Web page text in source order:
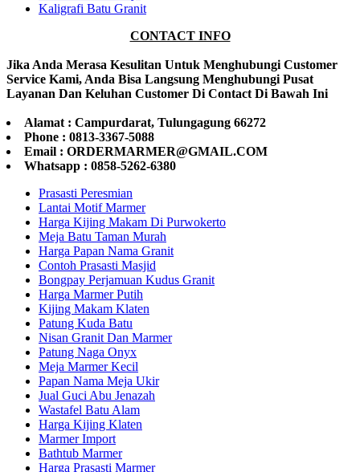
Kaligrafi Batu Granit
CONTACT INFO
Jika Anda Merasa Kesulitan Untuk Menghubungi Customer
Service Kami, Anda Bisa Langsung Menghubungi Pusat
Layanan Dan Keluhan Customer Di Contact Di Bawah Ini
Alamat : Campurdarat, Tulungagung 66272
Phone : 0813-3367-5088
Email : ORDERMARMER@GMAIL.COM
Whatsapp : 0858-5262-6380
Prasasti Peresmian
Lantai Motif Marmer
Harga Kijing Makam Di Purwokerto
Meja Batu Taman Murah
Harga Papan Nama Granit
Contoh Prasasti Masjid
Bongpay Perjamuan Kudus Granit
Harga Marmer Putih
Kijing Makam Klaten
Patung Kuda Batu
Nisan Granit Dan Marmer
Patung Naga Onyx
Meja Marmer Kecil
Papan Nama Meja Ukir
Jual Guci Abu Jenazah
Wastafel Batu Alam
Harga Kijing Klaten
Marmer Import
Bathtub Marmer
Harga Prasasti Marmer